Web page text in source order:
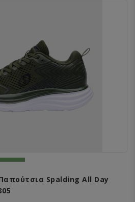
Spalding All Day